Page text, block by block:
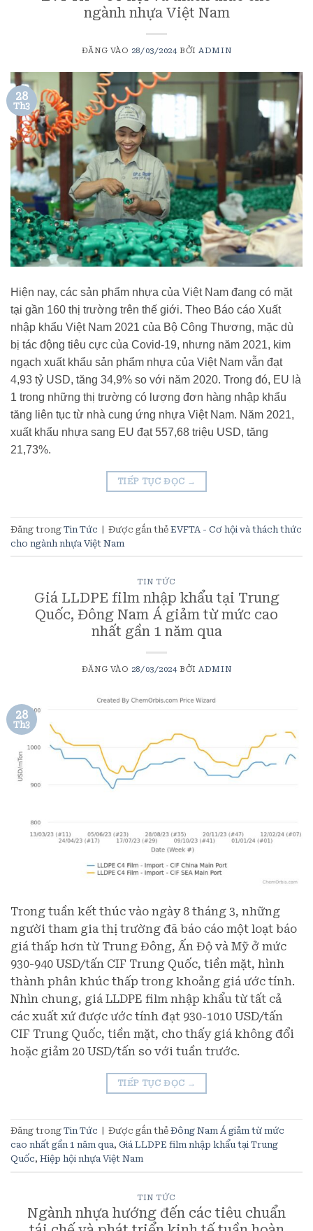
ngành nhựa Việt Nam
ĐĂNG VÀO 28/03/2024 BỞI ADMIN
28
Th3
Hiện nay, các sản phẩm nhựa của Việt Nam đang có mặt
tại gần 160 thị trường trên thế giới. Theo Báo cáo Xuất
nhập khẩu Việt Nam 2021 của Bộ Công Thương, mặc dù
bị tác động tiêu cực của Covid-19, nhưng năm 2021, kim
ngạch xuất khẩu sản phẩm nhựa của Việt Nam vẫn đạt
4,93 tỷ USD, tăng 34,9% so với năm 2020. Trong đó, EU là
1 trong những thị trường có lượng đơn hàng nhập khẩu
tăng liên tục từ nhà cung ứng nhựa Việt Nam. Năm 2021,
xuất khẩu nhựa sang EU đạt 557,68 triệu USD, tăng
21,73%.
TIẾP TỤC ĐỌC →
Đăng trong Tin Tức | Được gắn thẻ EVFTA - Cơ hội và thách thức
cho ngành nhựa Việt Nam
TIN TỨC
​Giá LLDPE film nhập khẩu tại Trung
Quốc, Đông Nam Á giảm từ mức cao
nhất gần 1 năm qua
ĐĂNG VÀO 28/03/2024 BỞIADMIN
28
Th3
Trong tuần kết thúc vào ngày 8 tháng 3, những
người tham gia thị trường đã báo cáo một loạt báo
giá thấp hơn từ Trung Đông, Ấn Độ và Mỹ ở mức
930-940 USD/tấn CIF Trung Quốc, tiền mặt, hình
thành phân khúc thấp trong khoảng giá ước tính.
Nhìn chung, giá LLDPE film nhập khẩu từ tất cả
các xuất xứ được ước tính đạt 930-1010 USD/tấn
CIF Trung Quốc, tiền mặt, cho thấy giá không đổi
hoặc giảm 20 USD/tấn so với tuần trước.
TIẾP TỤC ĐỌC →
Đăng trong Tin Tức Được gắn thẻ Đông Nam Á giảm từ mức
cao nhất gần 1 năm qua, ​Giá LLDPE film nhập khẩu tại Trung
Quốc, Hiệp hội nhựa Việt Nam
TIN TỨC
Ngành nhựa hướng đến các tiêu chuẩn